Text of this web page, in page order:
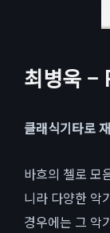
최병욱 –
클래식기타로
바흐의 첼로 모
니라 다양한 악
경우에는 그 악